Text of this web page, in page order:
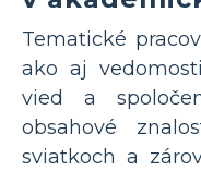
Tematické
ako aj
vied a
obsahové
sviatkoch a